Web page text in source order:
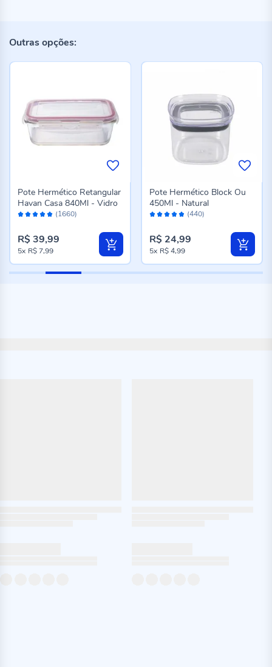
Outras opções:
Avaliação: (1660)
Pote Hermético Retangular
Havan Casa 840Ml - Vidro
R$ 39,99
5x R$ 7,99
Avaliação: (440)
Pote Hermético Block Ou
450Ml - Natural
R$ 24,99
5x R$ 4,99